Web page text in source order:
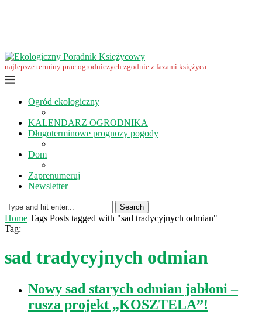
najlepsze terminy prac ogrodniczych zgodnie z fazami księżyca.
Ogród ekologiczny
KALENDARZ OGRODNIKA
Długoterminowe prognozy pogody
Dom
Zaprenumeruj
Newsletter
Search
Home Tags Posts tagged with "sad tradycyjnych odmian"
Tag:
sad tradycyjnych odmian
Nowy sad starych odmian jabłoni –
rusza projekt „KOSZTELA”!